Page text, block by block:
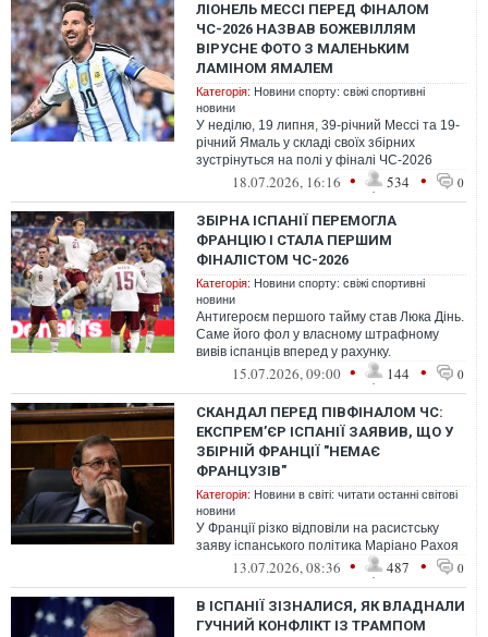
ЛІОНЕЛЬ МЕССІ ПЕРЕД ФІНАЛОМ
ЧС-2026 НАЗВАВ БОЖЕВІЛЛЯМ
ВІРУСНЕ ФОТО З МАЛЕНЬКИМ
ЛАМІНОМ ЯМАЛЕМ
Категорія: Новини спорту: свіжі спортивні
новини
У неділю, 19 липня, 39-річний Мессі та 19-
річний Ямаль у складі своїх збірних
зустрінуться на полі у фіналі ЧС-2026
18.07.2026, 16:16 • 534 • 0
ЗБІРНА ІСПАНІЇ ПЕРЕМОГЛА
ФРАНЦІЮ І СТАЛА ПЕРШИМ
ФІНАЛІСТОМ ЧС-2026
Категорія: Новини спорту: свіжі спортивні
новини
Антигероєм першого тайму став Люка Дінь.
Саме його фол у власному штрафному
вивів іспанців вперед у рахунку.
15.07.2026, 09:00 • 144 • 0
СКАНДАЛ ПЕРЕД ПІВФІНАЛОМ ЧС:
ЕКСПРЕМ’ЄР ІСПАНІЇ ЗАЯВИВ, ЩО У
ЗБІРНІЙ ФРАНЦІЇ "НЕМАЄ
ФРАНЦУЗІВ"
Категорія: Новини в світі: читати останні світові
новини
У Франції різко відповіли на расистську
заяву іспанського політика Маріано Рахоя
13.07.2026, 08:36 • 487 • 0
В ІСПАНІЇ ЗІЗНАЛИСЯ, ЯК ВЛАДНАЛИ
ГУЧНИЙ КОНФЛІКТ ІЗ ТРАМПОМ